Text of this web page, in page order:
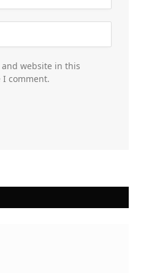
and website in this
comment.